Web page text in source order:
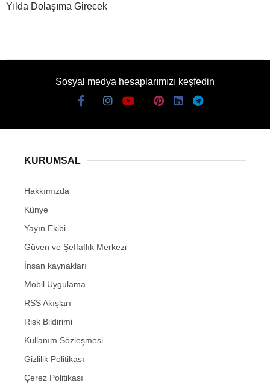
Yılda Dolaşıma Girecek
Sosyal medya hesaplarımızı keşfedin
KURUMSAL
Hakkımızda
Künye
Yayın Ekibi
Güven ve Şeffaflık Merkezi
İnsan kaynakları
Mobil Uygulama
RSS Akışları
Risk Bildirimi
Kullanım Sözleşmesi
Gizlilik Politikası
Çerez Politikası